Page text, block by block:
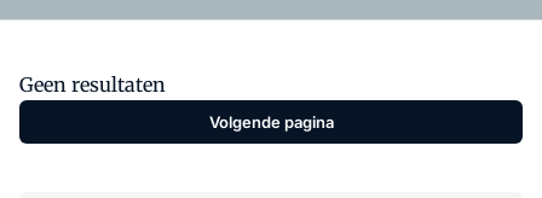
Geen resultaten
Volgende pagina